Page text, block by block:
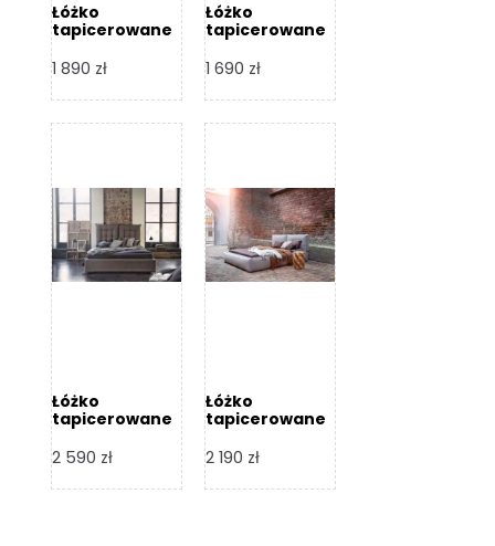
Łóżko
tapicerowane
Design
1 890 zł
Łóżko
tapicerowane
Design
1 690 zł
Łóżko
tapicerowane
Design
2 590 zł
Łóżko
tapicerowane
Design
2 190 zł